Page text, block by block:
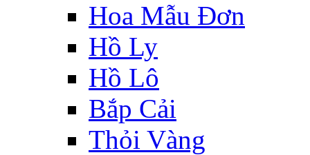
Hoa Mẫu Đơn
Hồ Ly
Hồ Lô
Bắp Cải
Thỏi Vàng